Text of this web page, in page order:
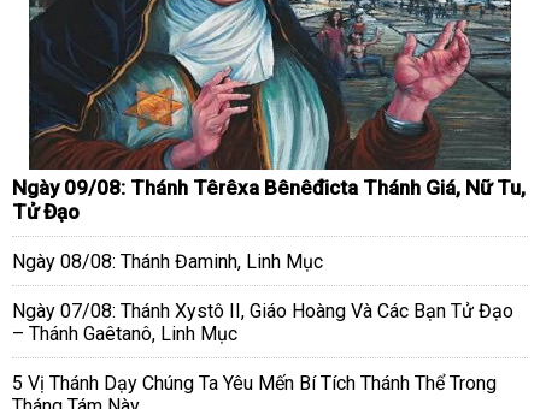
Ngày 09/08: Thánh Têrêxa Bênêđicta Thánh Giá, Nữ Tu,
Tử Đạo
Ngày 08/08: Thánh Đaminh, Linh Mục
Ngày 07/08: Thánh Xystô II, Giáo Hoàng Và Các Bạn Tử Đạo
– Thánh Gaêtanô, Linh Mục
5 Vị Thánh Dạy Chúng Ta Yêu Mến Bí Tích Thánh Thể Trong